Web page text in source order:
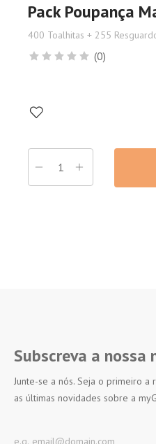
Pack Poupança
400 Toalhitas + 255
(0)
Subscreva a
Junte-se a nós. Seja o primeiro
as últimas novidades sobre a